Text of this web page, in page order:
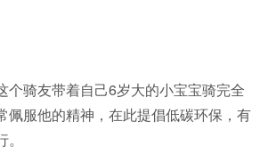
个骑友带着自己6岁大的小宝宝骑完全
佩服他的精神，在此提倡低碳环保，有